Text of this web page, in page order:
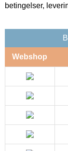
betingelser,
Webshop